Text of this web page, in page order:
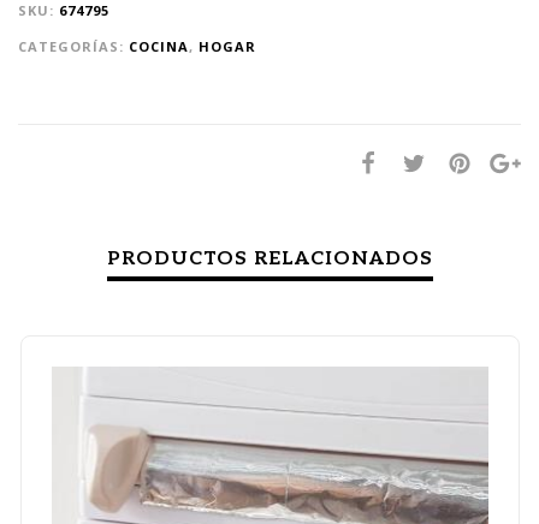
SKU: 674795
CATEGORÍAS: COCINA, HOGAR
PRODUCTOS RELACIONADOS